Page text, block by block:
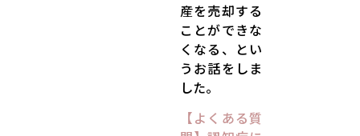
産を売却する
ことができな
くなる、とい
うお話をしま
した。
【よくある質